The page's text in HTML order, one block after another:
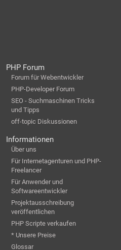
PHP Forum
Forum für Webentwickler
PHP-Developer Forum
SEO - Suchmaschinen Tricks
und Tipps
off-topic Diskussionen
Informationen
Über uns
Für Internetagenturen und PHP-
Freelancer
Für Anwender und
Softwareentwickler
Projektausschreibung
veröffentlichen
PHP Scripte verkaufen
* Unsere Preise
Glossar